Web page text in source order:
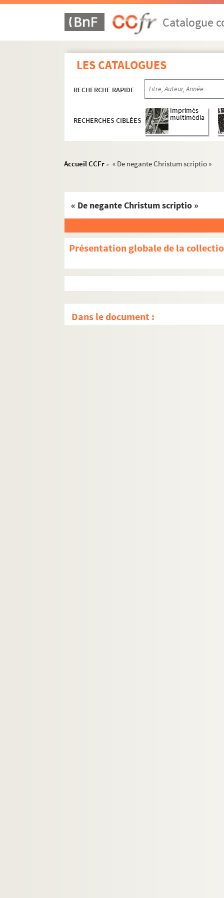
Catalogue
LES CATALOGUES
RECHERCHE RAPIDE
RECHERCHES CIBLÉES
Imprimés
multimédia
Accueil CCFr > « De negante Christum scriptio »
« De negante Christum scriptio »
Présentation globale de la
Dans le document :